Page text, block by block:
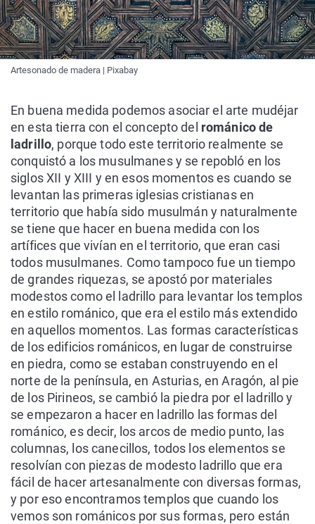
Artesonado de madera | Pixabay
En buena medida podemos asociar el arte mudéjar
en esta tierra con el concepto del románico de
ladrillo, porque todo este territorio realmente se
conquistó a los musulmanes y se repobló en los
siglos XII y XIII y en esos momentos es cuando se
levantan las primeras iglesias cristianas en
territorio que había sido musulmán y naturalmente
se tiene que hacer en buena medida con los
artífices que vivían en el territorio, que eran casi
todos musulmanes. Como tampoco fue un tiempo
de grandes riquezas, se apostó por materiales
modestos como el ladrillo para levantar los templos
en estilo románico, que era el estilo más extendido
en aquellos momentos. Las formas características
de los edificios románicos, en lugar de construirse
en piedra, como se estaban construyendo en el
norte de la península, en Asturias, en Aragón, al pie
de los Pirineos, se cambió la piedra por el ladrillo y
se empezaron a hacer en ladrillo las formas del
románico, es decir, los arcos de medio punto, las
columnas, los canecillos, todos los elementos se
resolvían con piezas de modesto ladrillo que era
fácil de hacer artesanalmente con diversas formas,
y por eso encontramos templos que cuando los
vemos son románicos por sus formas, pero están